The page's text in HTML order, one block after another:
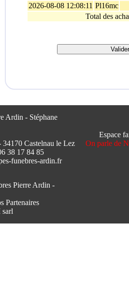
2026-08-08 12:08:11 Pl16mc
Total des
Ardin - Stéphane
34170 Castelnau le Lez
38 17 84 85
funebres-ardin.fr
Espace
On parle de
Pierre Ardin -
Partenaires